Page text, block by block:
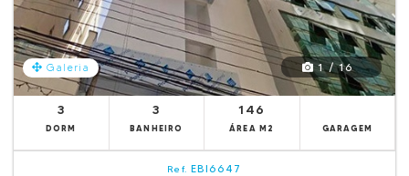
Galeria 1 / 16
3
DORM
3
BANHEIRO
146
ÁREA M2 GARAGEM
Ref. EBI6647